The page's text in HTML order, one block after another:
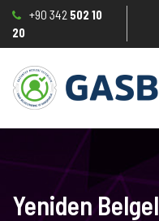
+90 342 502 10
20
Yeniden